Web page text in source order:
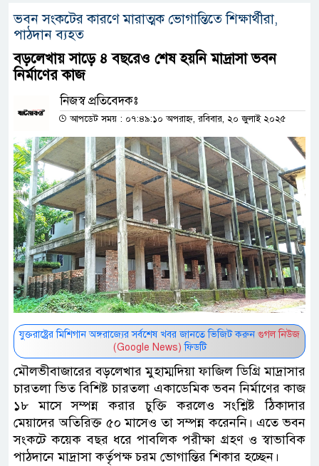
ভবন সংকটের কারণে মারাত্মক ভোগান্তিতে শিক্ষার্থীরা,
পাঠদান ব্যহত
বড়লেখায় সাড়ে ৪ বছরেও শেষ হয়নি মাদ্রাসা ভবন
নির্মাণের কাজ
নিজস্ব প্রতিবেদকঃ
আপডেট সময় : ০৭:৪৯:১০ অপরাহ্ন, রবিবার, ২০ জুলাই ২০২৫
যুক্তরাষ্ট্রের মিশিগান অঙ্গরাজ্যের সর্বশেষ খবর জানতে ভিজিট করুন গুগল নিউজ
(Google News) ফিডটি
মৌলভীবাজারের বড়লেখার মুহাম্মদিয়া ফাজিল ডিগ্রি মাদ্রাসার
চারতলা ভিত বিশিষ্ট চারতলা একাডেমিক ভবন নির্মাণের কাজ
১৮ মাসে সম্পন্ন করার চুক্তি করলেও সংশ্লিষ্ট ঠিকাদার
মেয়াদের অতিরিক্ত ৫০ মাসেও তা সম্পন্ন করেননি। এতে ভবন
সংকটে কয়েক বছর ধরে পাবলিক পরীক্ষা গ্রহণ ও স্বাভাবিক
পাঠদানে মাদ্রাসা কর্তৃপক্ষ চরম ভোগান্তির শিকার হচ্ছেন।